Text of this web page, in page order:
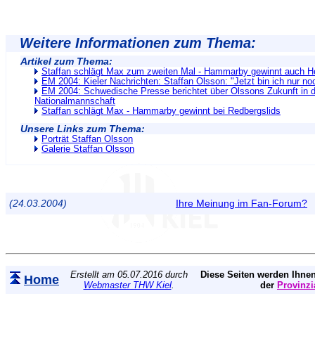
Weitere Informationen zum Thema:
Artikel zum Thema:
Staffan schlägt Max zum zweiten Mal - Hammarby gewinnt auch
EM 2004: Kieler Nachrichten: Staffan Olsson: "Jetzt bin ich nur
EM 2004: Schwedische Presse berichtet über Olssons Zukunft in
Nationalmannschaft
Staffan schlägt Max - Hammarby gewinnt bei Redbergslids
Unsere Links zum Thema:
Porträt Staffan Olsson
Galerie Staffan Olsson
(24.03.2004) Ihre Meinung im Fan-Forum?
Home
Erstellt am 05.07.2016 durch
Webmaster THW Kiel.
Diese Seiten werden
der